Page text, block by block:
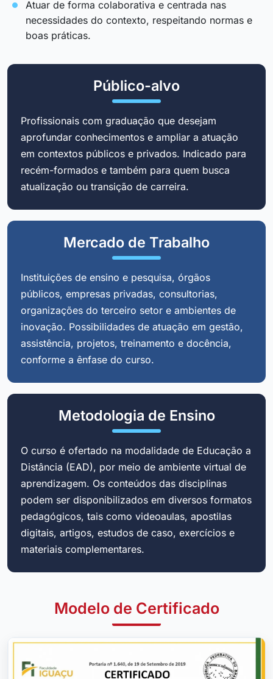
Atuar de forma colaborativa e centrada nas
necessidades do contexto, respeitando normas e
boas práticas.
Público-alvo
Profissionais com graduação que desejam
aprofundar conhecimentos e ampliar a atuação
em contextos públicos e privados. Indicado para
recém-formados e também para quem busca
atualização ou transição de carreira.
Mercado de Trabalho
Instituições de ensino e pesquisa, órgãos
públicos, empresas privadas, consultorias,
organizações do terceiro setor e ambientes de
inovação. Possibilidades de atuação em gestão,
assistência, projetos, treinamento e docência,
conforme a ênfase do curso.
Metodologia de Ensino
O curso é ofertado na modalidade de Educação a
Distância (EAD), por meio de ambiente virtual de
aprendizagem. Os conteúdos das disciplinas
podem ser disponibilizados em diversos formatos
pedagógicos, tais como videoaulas, apostilas
digitais, artigos, estudos de caso, exercícios e
materiais complementares.
Modelo de Certificado